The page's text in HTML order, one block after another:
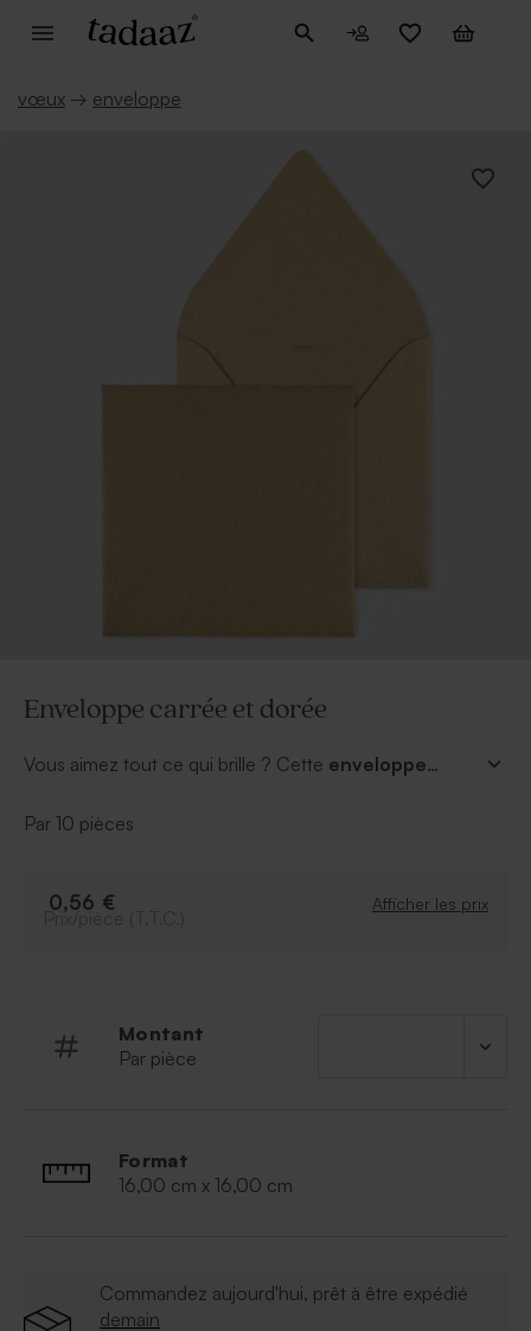
vœux → enveloppe
Enveloppe carrée et dorée
Vous aimez tout ce qui brille ? Cette enveloppe
vous. Vous pourrez la sceller avec un timbre de
Par 10 pièces
0,56 € Afficher les prix
Montant
Par pièce
Format
16,00 cm x 16,00 cm
Commandez aujourd'hui, prêt à être expédié
demain